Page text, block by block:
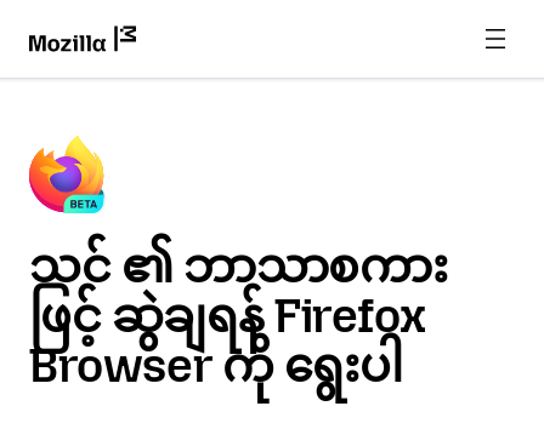
သင် ၏ ဘာသာစကား
ဖြင့် ဆွဲချရန် Firefox
Browser ကို ရွေးပါ